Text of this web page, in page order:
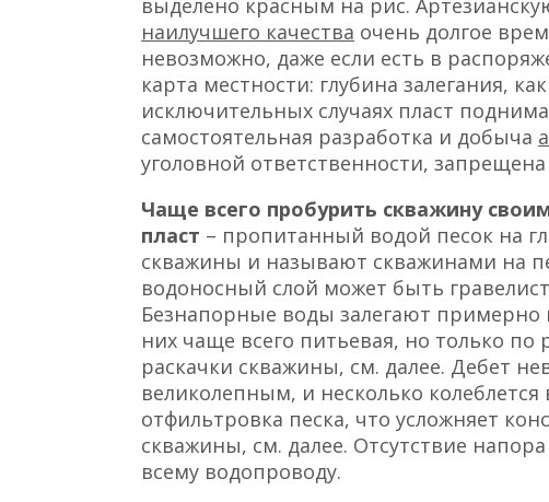
выделено красным на рис.
наилучшего качества очень долгое
невозможно, даже если есть в
карта местности: глубина залегания,
исключительных случаях пласт
самостоятельная разработка и добыча
уголовной ответственности,
Чаще всего пробурить скважину
пласт – пропитанный водой песок на
скважины и называют скважинами на
водоносный слой может быть
Безнапорные воды залегают примерно
них чаще всего питьевая, но только по
раскачки скважины, см. далее. Дебет
великолепным, и несколько колеблется
отфильтровка песка, что усложняет
скважины, см. далее. Отсутствие
всему водопроводу.